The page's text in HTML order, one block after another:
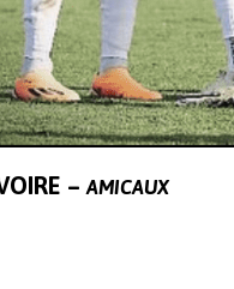
– AMICAUX